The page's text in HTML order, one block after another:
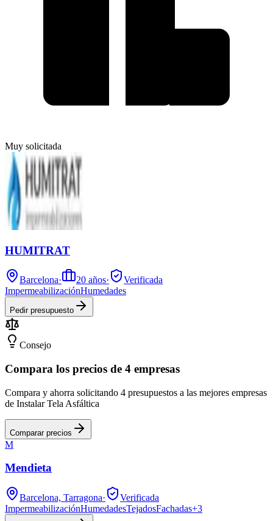
Muy solicitada
HUMITRAT
Barcelona· 20 años·
Verificada
ImpermeabilizaciónHumedades
Pedir presupuesto
Consejo
Compara los precios de 4 empresas
Compara y ahorra solicitando 4 presupuestos a las mejores empresas
de Instalar Tela Asfáltica
Comparar precios
M
Mendieta
Barcelona, Tarragona·
Verificada
ImpermeabilizaciónHumedadesTejadosFachadas+3